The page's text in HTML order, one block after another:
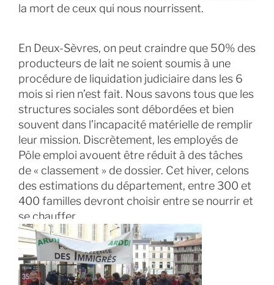
la mort de ceux qui nous nourrissent.
En Deux-Sèvres, on peut craindre que 50% des
producteurs de lait ne soient soumis à une
procédure de liquidation judiciaire dans les 6
mois si rien n’est fait. Nous savons tous que les
structures sociales sont débordées et bien
souvent dans l’incapacité matérielle de remplir
leur mission. Discrètement, les employés de
Pôle emploi avouent être réduit à des tâches
de « classement » de dossier. Cet hiver, celons
des estimations du département, entre 300 et
400 familles devront choisir entre se nourrir et
se chauffer.